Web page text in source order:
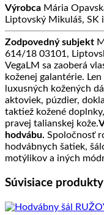
Výrobca Mária
Liptovský Mikuláš, SK
Zodpovedný subjekt
614/18 03101,
VegaLM sa zaoberá
koženej galantérie.
luxusných kožených
aktoviek, púzdier,
taktiež kožené
pravej talianskej kože.
hodvábu. Spoločnosť
hodvábnych šatiek,
motýlikov a iných
Súvisiace produkty